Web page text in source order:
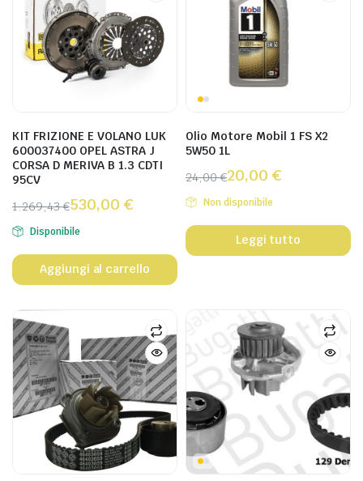
KIT FRIZIONE E VOLANO LUK
600037400 OPEL ASTRA J
CORSA D MERIVA B 1.3 CDTI
95CV
1.269,43€530,00 €
Disponibile
Aggiungi al carrello
Olio Motore Mobil 1 FS X2
5W50 1L
24,00€20,00 €
Non disponibile
Leggi tutto